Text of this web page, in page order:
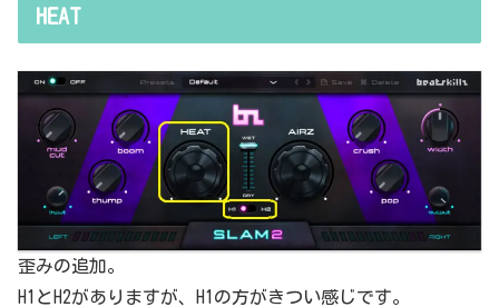
HEAT
歪みの追加。
H1とH2がありますが、H1の方がきつい感じです。